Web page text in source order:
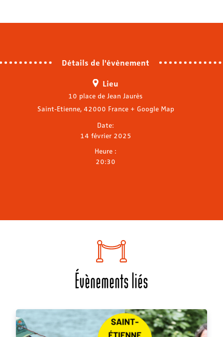
Détails de l'évènement
Lieu
10 place de Jean Jaurès
Saint-Etienne, 42000 France + Google Map
Date:
14 février 2025
Heure :
20:30
Évènements liés